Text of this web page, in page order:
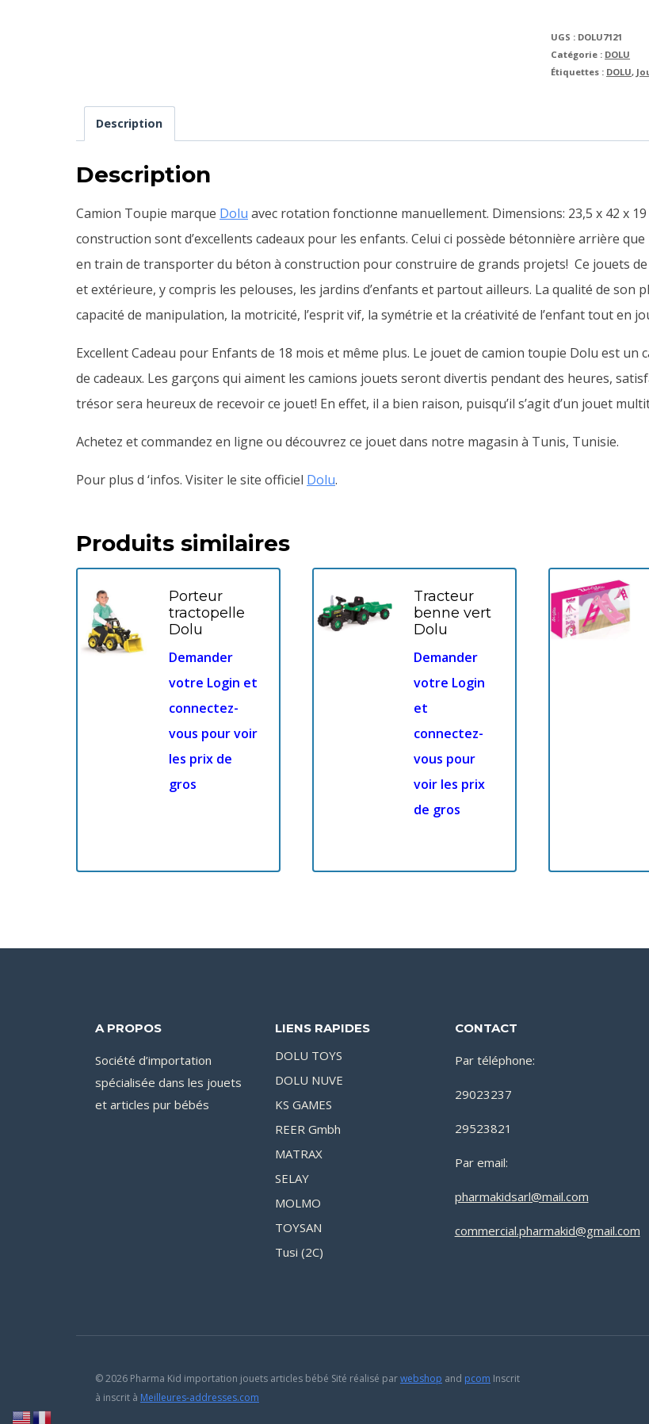
UGS : DOLU7121
Catégorie : DOLU
Étiquettes : DOLU,
Description
Description
Camion Toupie marque Dolu avec rotation fonctionne manuellement. Dimensions: 23,5 x 42 x
construction sont d’excellents cadeaux pour les enfants. Celui ci possède bétonnière arrière
en train de transporter du béton à construction pour construire de grands projets! Ce jouets
et extérieure, y compris les pelouses, les jardins d’enfants et partout ailleurs. La qualité de son
capacité de manipulation, la motricité, l’esprit vif, la symétrie et la créativité de l’enfant tout en
Excellent Cadeau pour Enfants de 18 mois et même plus. Le jouet de camion toupie Dolu est
de cadeaux. Les garçons qui aiment les camions jouets seront divertis pendant des heures,
trésor sera heureux de recevoir ce jouet! En effet, il a bien raison, puisqu’il s’agit d’un jouet
Achetez et commandez en ligne ou découvrez ce jouet dans notre magasin à Tunis, Tunisie.
Pour plus d ‘infos. Visiter le site officiel Dolu.
Produits similaires
Porteur
tractopelle
Dolu
Demander
votre Login et
connectez-
vous pour voir
les prix de
gros
Tracteur
benne vert
Dolu
Demander
votre Login
et
connectez-
vous pour
voir les prix
de gros
A PROPOS
Société d’importation
spécialisée dans les jouets
et articles pur bébés
LIENS RAPIDES
DOLU TOYS
DOLU NUVE
KS GAMES
REER Gmbh
MATRAX
SELAY
MOLMO
TOYSAN
Tusi (2C)
CONTACT
Par téléphone:
29023237
29523821
Par email:
pharmakidsarl@mail.com
commercial.pharmakid@gmail.com
© 2026 Pharma Kid importation jouets articles bébé Sité réalisé parwebshop and pcom Inscrit
à inscrit à Meilleures-addresses.com